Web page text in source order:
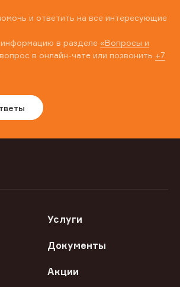
и ответить на все интересующие
в разделе «Вопросы и
в онлайн-чате или позвонить +7
Услуги
Документы
Акции